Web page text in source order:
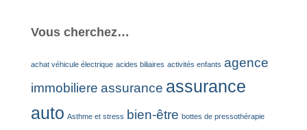
Vous cherchez…
achat véhicule électrique acides biliaires activités enfants agence
immobiliere assurance assurance
auto Asthme et stress bien-être bottes de pressothérapie